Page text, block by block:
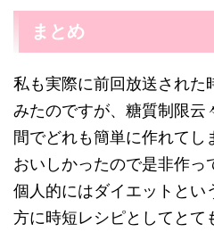
まとめ
私も実際に前回放送された
みたのですが、糖質制限云
間でどれも簡単に作れてし
おいしかったので是非作っ
個人的にはダイエットとい
方に時短レシピとしてとて